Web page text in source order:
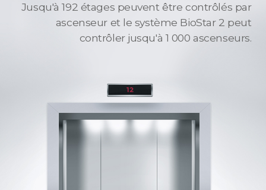
Jusqu'à 192 étages peuvent être contrôlés par
ascenseur et le système BioStar 2 peut
contrôler jusqu'à 1 000 ascenseurs.